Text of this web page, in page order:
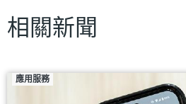
相關新聞
應用服務